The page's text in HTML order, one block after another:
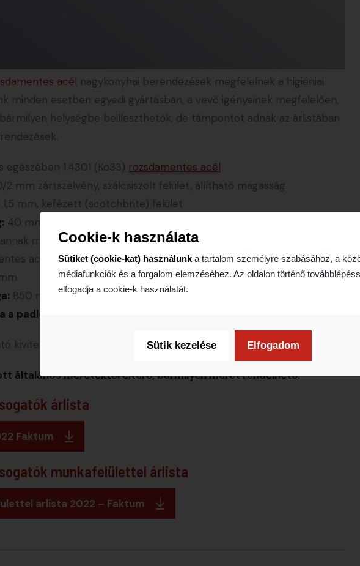
acél nagykonyhai berendezések megfelelnek a higiéniai
minden esetben egyedi gyártásban, a vevő igényeinek megfelelően,
helységbe beilleszthetők, de támpontot adnak az árlistában
egészében 1.4301 (Ko33) rozsdamentes acél
2 mm zártszelvény, szálcsiszolt felület, állítható magasság
1,5 mm, kefézett (scotchbrite) felület
40 mm, kérhető hátsó peremezéssel, vagy anélkül, a munkalapok
megerősítve
acél mélyhúzott ipari mosogatómedencék
850 mm
a padlótól:
kivitelben is.
általános méretektől eltérő, bármilyen méret rendelhető.
árlista
Faktum
munkafelülettel árlista
arlista 2022 – Faktum
Cookie-k használata
Sütiket (cookie-kat) használunk a tartalom személyre szabásához, a
médiafunkciók és a forgalom elemzéséhez. Az oldalon történő
elfogadja a cookie-k használatát.
Sütik kezelése Elfogadom